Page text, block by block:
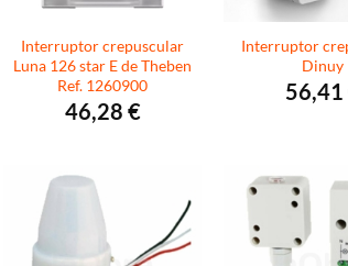
Interruptor crepuscular
Luna 126 star E de Theben
Ref. 1260900
46,28 €
Interruptor
Dinuy
56,41